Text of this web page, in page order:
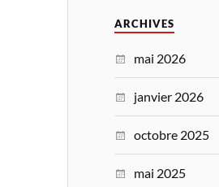
ARCHIVES
mai 2026
janvier 2026
octobre 2025
mai 2025